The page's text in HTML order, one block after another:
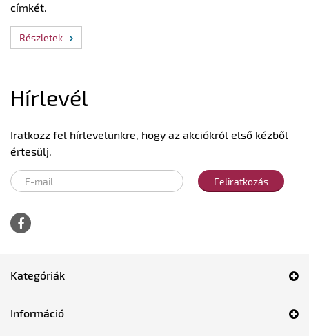
címkét.
Részletek
Hírlevél
Iratkozz fel hírlevelünkre, hogy az akciókról első kézből
értesülj.
Feliratkozás
Kategóriák
Információ